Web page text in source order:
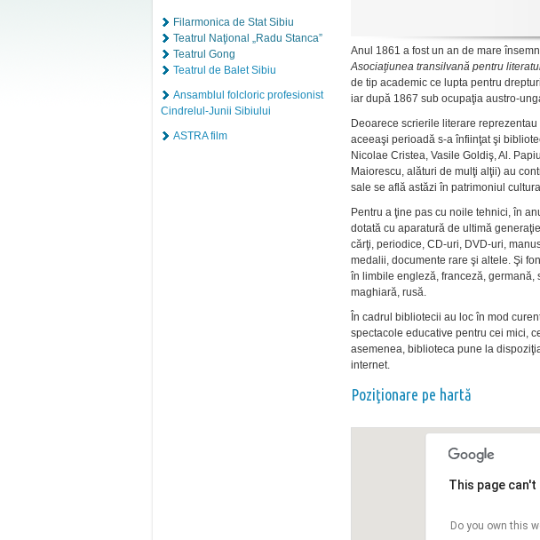
Filarmonica de Stat Sibiu
Teatrul Naţional „Radu Stanca”
Teatrul Gong
Teatrul de Balet Sibiu
Ansamblul folcloric profesionist
Cindrelul-Junii Sibiului
ASTRA film
Anul 1861 a fost un an de mare
Asociaţiunea transilvană pentru
de tip academic ce lupta pentru
iar după 1867 sub ocupaţia austro-
Deoarece scrierile literare
aceeaşi perioadă s-a înfiinţat şi
Nicolae Cristea, Vasile Goldiş, Al.
Maiorescu, alături de mulţi alţii) au
sale se află astăzi în patrimoniul
Pentru a ţine pas cu noile tehnici, în
dotată cu aparatură de ultimă
cărţi, periodice, CD-uri, DVD-uri,
medalii, documente rare şi altele. Şi
în limbile engleză, franceză,
maghiară, rusă.
În cadrul bibliotecii au loc în mod
spectacole educative pentru cei mici,
asemenea, biblioteca pune la
internet.
Poziţionare pe hartă
This page
Do you own this